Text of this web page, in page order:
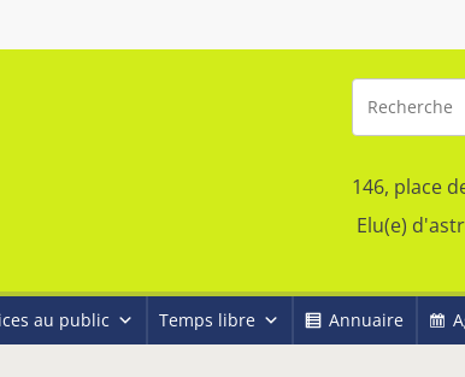
146, place
Elu(e)
au public Temps libre Annuaire